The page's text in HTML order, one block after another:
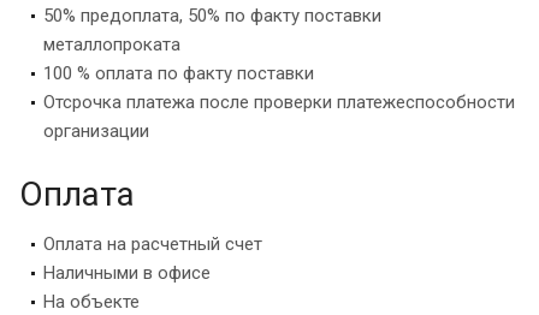
50% предоплата, 50% по факту поставки
металлопроката
100 % оплата по факту поставки
Отсрочка платежа после проверки платежеспособности
организации
Оплата
Оплата на расчетный счет
Наличными в офисе
На объекте